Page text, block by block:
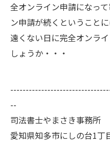
全オンライン申請になっ
ン申請が続くということ
遠くない日に完全オンラ
しょうか・・・
--
司法書士やまさき事務所
愛知県知多市にしの台1丁